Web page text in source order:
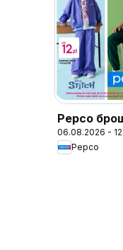
Pepco
06.08.2026 -
Pepco